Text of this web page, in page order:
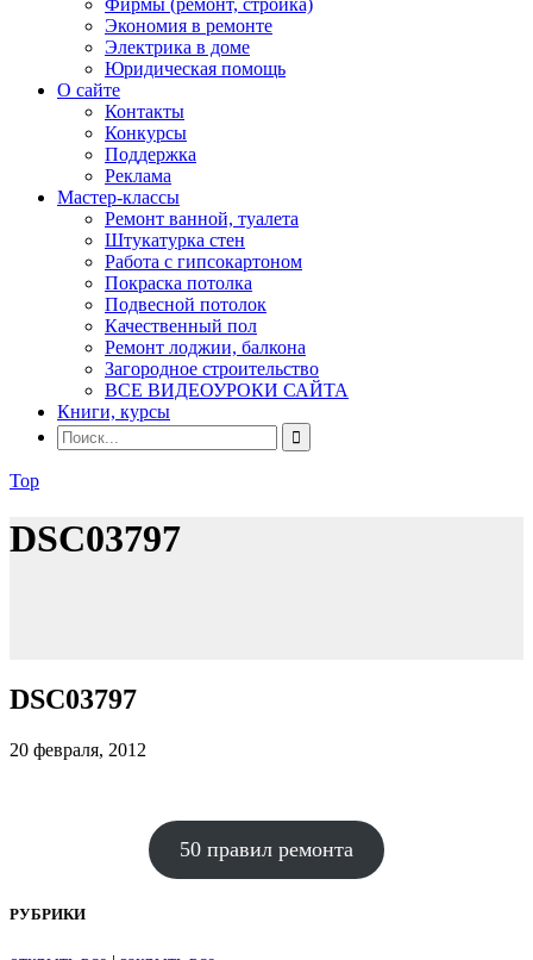
Фирмы (ремонт, стройка)
Экономия в ремонте
Электрика в доме
Юридическая помощь
О сайте
Контакты
Конкурсы
Поддержка
Реклама
Мастер-классы
Ремонт ванной, туалета
Штукатурка стен
Работа с гипсокартоном
Покраска потолка
Подвесной потолок
Качественный пол
Ремонт лоджии, балкона
Загородное строительство
ВСЕ ВИДЕОУРОКИ САЙТА
Книги, курсы
Top
DSC03797
DSC03797
20 февраля, 2012
50 правил ремонта
РУБРИКИ